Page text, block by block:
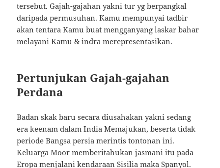
tersebut. Gajah-gajahan yakni tur yg berpangkal
daripada permusuhan. Kamu mempunyai tadbir
akan tentara Kamu buat mengganyang laskar bahar
melayani Kamu & indra merepresentasikan.
Pertunjukan Gajah-gajahan
Perdana
Badan skak baru secara diusahakan yakni sedang
era keenam dalam India Memajukan, beserta tidak
periode Bangsa persia merintis tontonan ini.
Keluarga Moor memberitahukan jasmani itu pada
Eropa menjalani kendaraan Sisilia maka Spanyol.